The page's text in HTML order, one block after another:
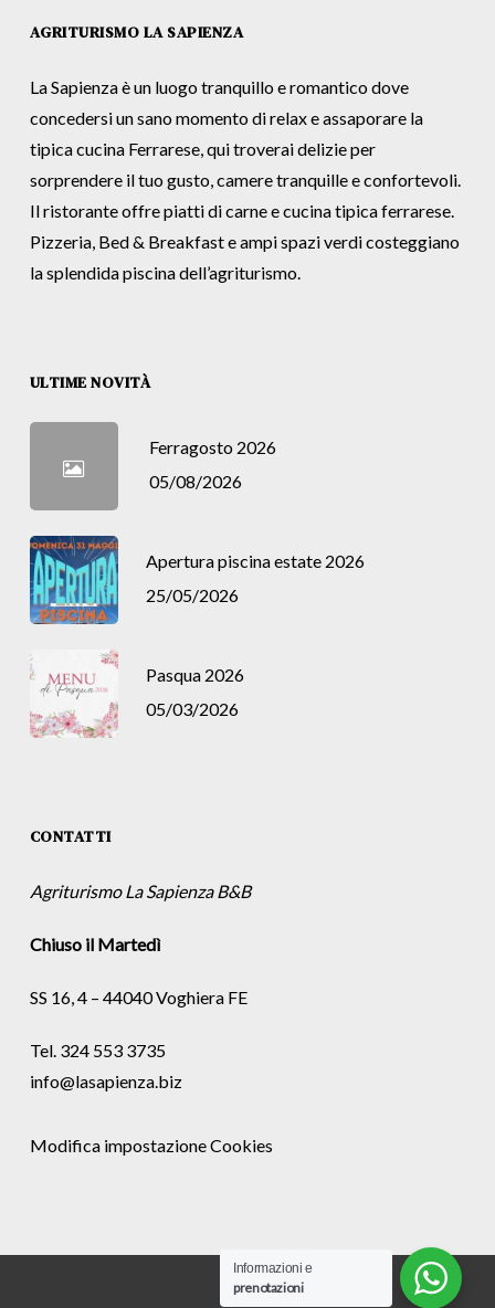
AGRITURISMO LA SAPIENZA
La Sapienza è un luogo tranquillo e romantico dove
concedersi un sano momento di relax e assaporare la
tipica cucina Ferrarese, qui troverai delizie per
sorprendere il tuo gusto, camere tranquille e confortevoli.
Il ristorante offre piatti di carne e cucina tipica ferrarese.
Pizzeria, Bed & Breakfast e ampi spazi verdi costeggiano
la splendida piscina dell’agriturismo.
ULTIME NOVITÀ
Ferragosto 2026
05/08/2026
Apertura piscina estate 2026
25/05/2026
Pasqua 2026
05/03/2026
CONTATTI
Agriturismo La Sapienza B&B
Chiuso il Martedì
SS 16, 4 – 44040 Voghiera FE
Tel. 324 553 3735
info@lasapienza.biz
Modifica impostazione Cookies
Informazioni e
prenotazioni